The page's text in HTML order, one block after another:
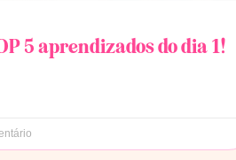
5 aprendizados do dia 1!